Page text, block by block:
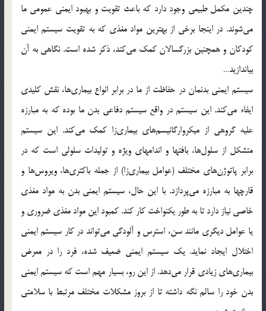
چندین مکمل طبیعی وجود دارد که باعث تقویت و بهبود ایمنی عمومی ما
می‌شوند. در اینجا برخی از بهترین مواد مغذی که به تقویت سیستم ایمنی
کودکان و همچنین بزرگسالان کمک می‌کند، ذکر شده است. نگاهی به آن
بیاندازید…
سیستم ایمنی بدنمان در حفاظت از ما در برابر انواع بیماری‌ها، نقش کلیدی
ایفاء می‌کند. این سیستم در واقع سیستم دفاعی بدن ما بوده که به مبارزه
علیه گروهی از میکروارگانیسم‌های بیماری‌زا کمک می‌کند. این سیستم
متشکل از سلول‌ها، بافتها و اندامهای ویژه و ‌تولیدات سلولی است که در
برابر پاتوژن‌های مختلف (عوامل بیماری‌زا) از جمله باکتری‌ها، ویروس‌ها و
قارچها به مبارزه می‌پردازد. با این حال، سیستم ایمنی بدن به مواد مغذی
خاصی نیاز دارد تا به طور یکنواخت کار کند. کمبود این مواد مغذی ضروری و
یا عوامل دیگری مانند سن، استرس و آلودگی می‌تواند در کار سیستم ایمنی
اختلال ایجاد نماید. یک سیستم ایمنی ضعیف شده، فرد را در معرض
بیماری‌های زیادی قرار می‌دهد. از این رو، بسیار مهم است که سیستم ایمنی
بدن خود را سالم نگه داشته تا از بروز مشکلات مختلف مرتبط با سلامتی